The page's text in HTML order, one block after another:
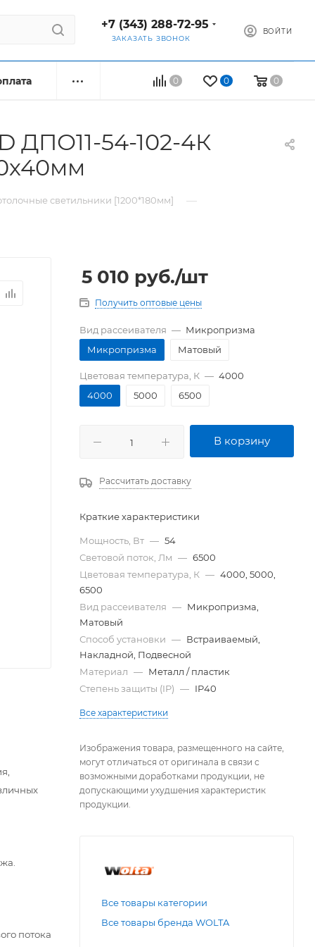
+7 (343) 288-72-95
ЗАКАЗАТЬ ЗВОНОК
ВОЙТИ
0 0 0
ДПО11-54-102-4К
светильники [1200*180мм] —
потока
5 010 руб./шт
Получить оптовые цены
Вид рассеивателя — Микропризма
Микропризма
Матовый
Цветовая температура, К — 4000
4000
5000 6500
В корзину
Рассчитать доставку
Краткие характеристики
Мощность, Вт — 54
Световой поток, Лм — 6500
Цветовая температура, К — 4000, 5000,
6500
Вид рассеивателя — Микропризма,
Матовый
Способ установки — Встраиваемый,
Накладной, Подвесной
Материал — Металл / пластик
Степень защиты (IP) — IP40
Все характеристики
Изображения товара, размещенного на сайте,
могут отличаться от оригинала в связи с
возможными доработками продукции, не
допускающими ухудшения характеристик
продукции.
Все товары категории
Все товары бренда WOLTA